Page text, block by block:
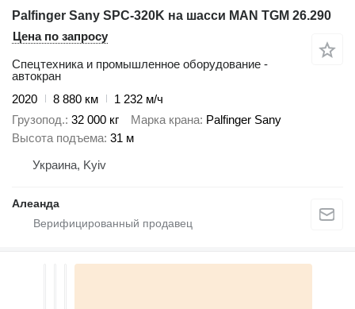
Palfinger Sany SPC-320K на шасси MAN TGM 26.290
Цена по запросу
Спецтехника и промышленное оборудование -
автокран
2020
8 880 км
1 232 м/ч
Грузопод. 32 000 кг Марка крана Palfinger Sany
Высота подъема 31 м
Украина, Kyiv
Алеанда